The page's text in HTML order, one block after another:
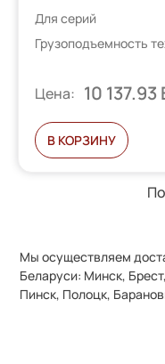
Для серий
Грузоподъемность
Цена: 10 137.93
В КОРЗИНУ
Мы осуществляем
Беларуси: Минск,
Пинск, Полоцк,